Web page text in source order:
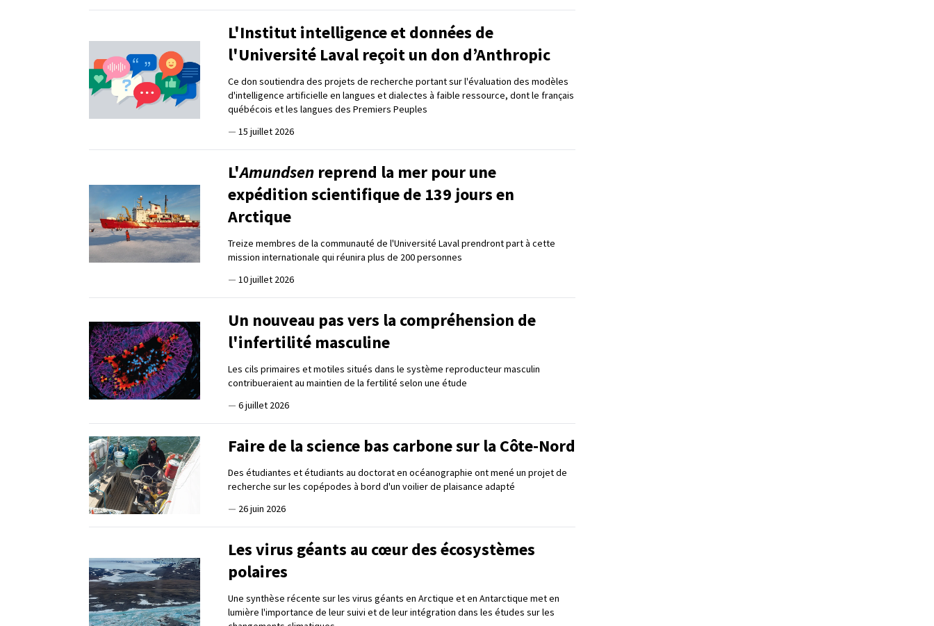
L'Institut intelligence et données de
l'Université Laval reçoit un don d’Anthropic
Ce don soutiendra des projets de recherche portant sur l'évaluation des modèles
d'intelligence artificielle en langues et dialectes à faible ressource, dont le français
québécois et les langues des Premiers Peuples
— 15 juillet 2026
L'Amundsen reprend la mer pour une
expédition scientifique de 139 jours en
Arctique
Treize membres de la communauté de l'Université Laval prendront part à cette
mission internationale qui réunira plus de 200 personnes
— 10 juillet 2026
Un nouveau pas vers la compréhension de
l'infertilité masculine
Les cils primaires et motiles situés dans le système reproducteur masculin
contribueraient au maintien de la fertilité selon une étude
— 6 juillet 2026
Faire de la science bas carbone sur la Côte-Nord
Des étudiantes et étudiants au doctorat en océanographie ont mené un projet de
recherche sur les copépodes à bord d'un voilier de plaisance adapté
— 26 juin 2026
Les virus géants au cœur des écosystèmes
polaires
Une synthèse récente sur les virus géants en Arctique et en Antarctique met en
lumière l'importance de leur suivi et de leur intégration dans les études sur les